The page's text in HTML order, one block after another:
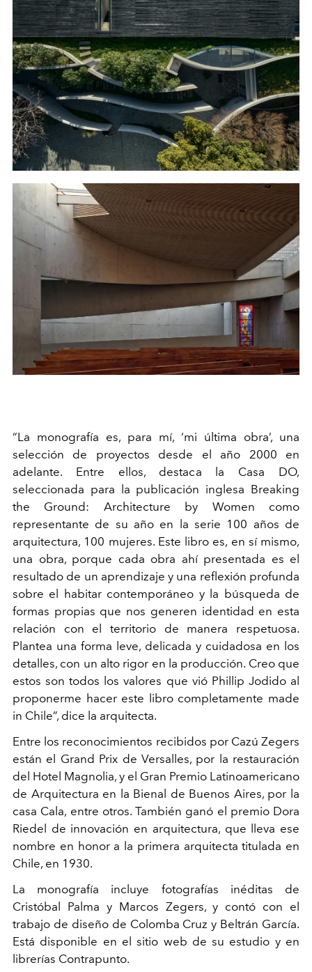
“La monografía es, para mí, ‘mi última obra’, una
selección de proyectos desde el año 2000 en
adelante. Entre ellos, destaca la Casa DO,
seleccionada para la publicación inglesa Breaking
the Ground: Architecture by Women como
representante de su año en la serie 100 años de
arquitectura, 100 mujeres. Este libro es, en sí mismo,
una obra, porque cada obra ahí presentada es el
resultado de un aprendizaje y una reflexión profunda
sobre el habitar contemporáneo y la búsqueda de
formas propias que nos generen identidad en esta
relación con el territorio de manera respetuosa.
Plantea una forma leve, delicada y cuidadosa en los
detalles, con un alto rigor en la producción. Creo que
estos son todos los valores que vió Phillip Jodido al
proponerme hacer este libro completamente made
in Chile”, dice la arquitecta.
Entre los reconocimientos recibidos por Cazú Zegers
están el Grand Prix de Versalles, por la restauración
del Hotel Magnolia, y el Gran Premio Latinoamericano
de Arquitectura en la Bienal de Buenos Aires, por la
casa Cala, entre otros. También ganó el premio Dora
Riedel de innovación en arquitectura, que lleva ese
nombre en honor a la primera arquitecta titulada en
Chile, en 1930.
La monografía incluye fotografías inéditas de
Cristóbal Palma y Marcos Zegers, y contó con el
trabajo de diseño de Colomba Cruz y Beltrán García.
Está disponible en el sitio web de su estudio y en
librerías Contrapunto.